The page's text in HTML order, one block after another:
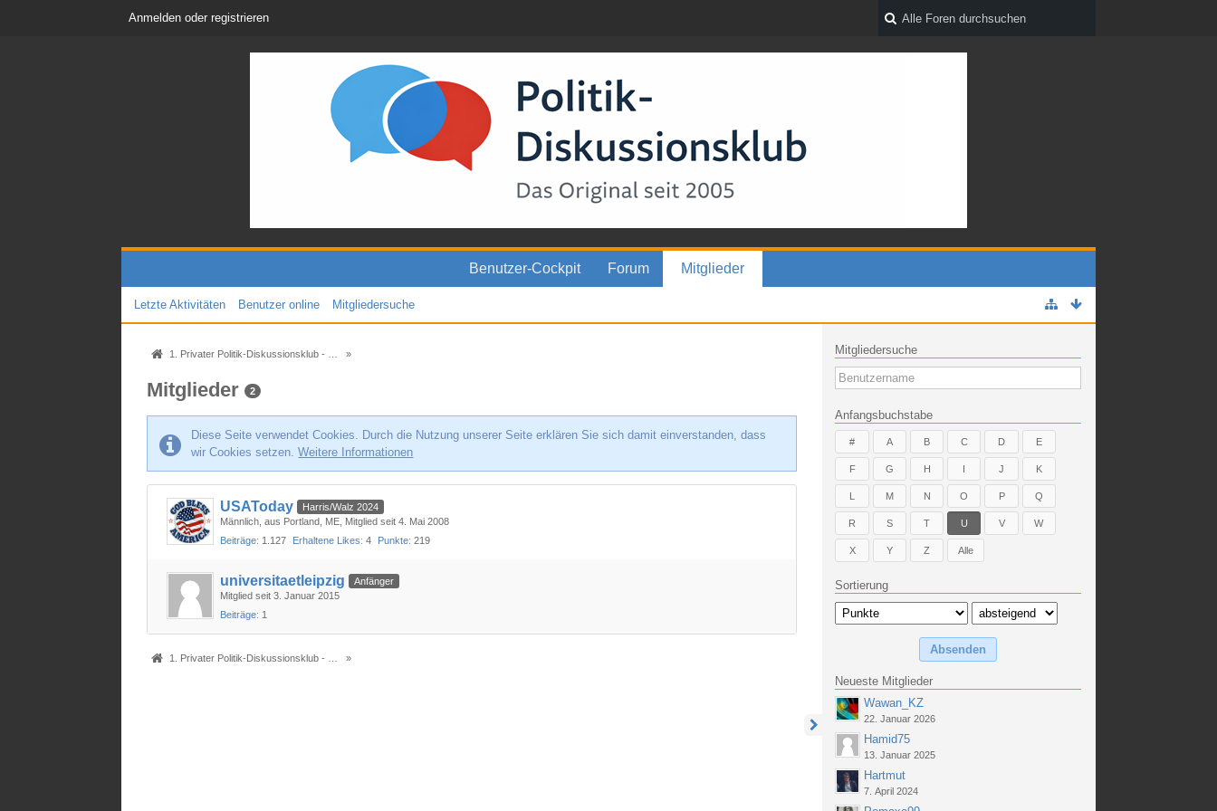
Anmelden oder registrieren
Benutzer-Cockpit Forum Mitglieder
Letzte Aktivitäten Benutzer online Mitgliedersuche
1. Privater Politik-Diskussionsklub - Das Original seit 2005 »
Mitglieder 2
Diese Seite verwendet Cookies. Durch die Nutzung unserer Seite erklären Sie sich damit einverstanden, dass
wir Cookies setzen.Weitere Informationen
USAToday
Harris/Walz 2024
Männlich aus Portland, ME Mitglied seit 4. Mai 2008
Beiträge 1.127 Erhaltene Likes 4 Punkte 219
universitaetleipzig
Anfänger
Mitglied seit 3. Januar 2015
Beiträge 1
1. Privater Politik-Diskussionsklub - Das Original seit 2005 »
Mitgliedersuche
Anfangsbuchstabe
# A B C D E
F G H I J K
L M N O P Q
R S T U V W
X Y Z Alle
Sortierung
Neueste Mitglieder
Wawan_KZ
22. Januar 2026
Hamid75
13. Januar 2025
Hartmut
7. April 2024